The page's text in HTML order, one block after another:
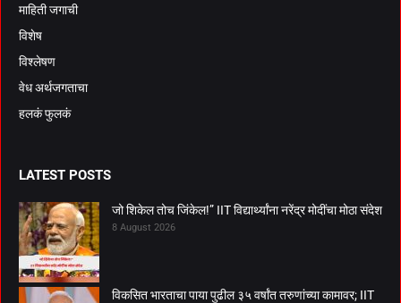
माहिती जगाची
विशेष
विश्लेषण
वेध अर्थजगताचा
हलकं फुलकं
LATEST POSTS
जो शिकेल तोच जिंकेल!” IIT विद्यार्थ्यांना नरेंद्र मोदींचा मोठा संदेश
8 August 2026
विकसित भारताचा पाया पुढील ३५ वर्षांत तरुणांच्या कामावर; IIT